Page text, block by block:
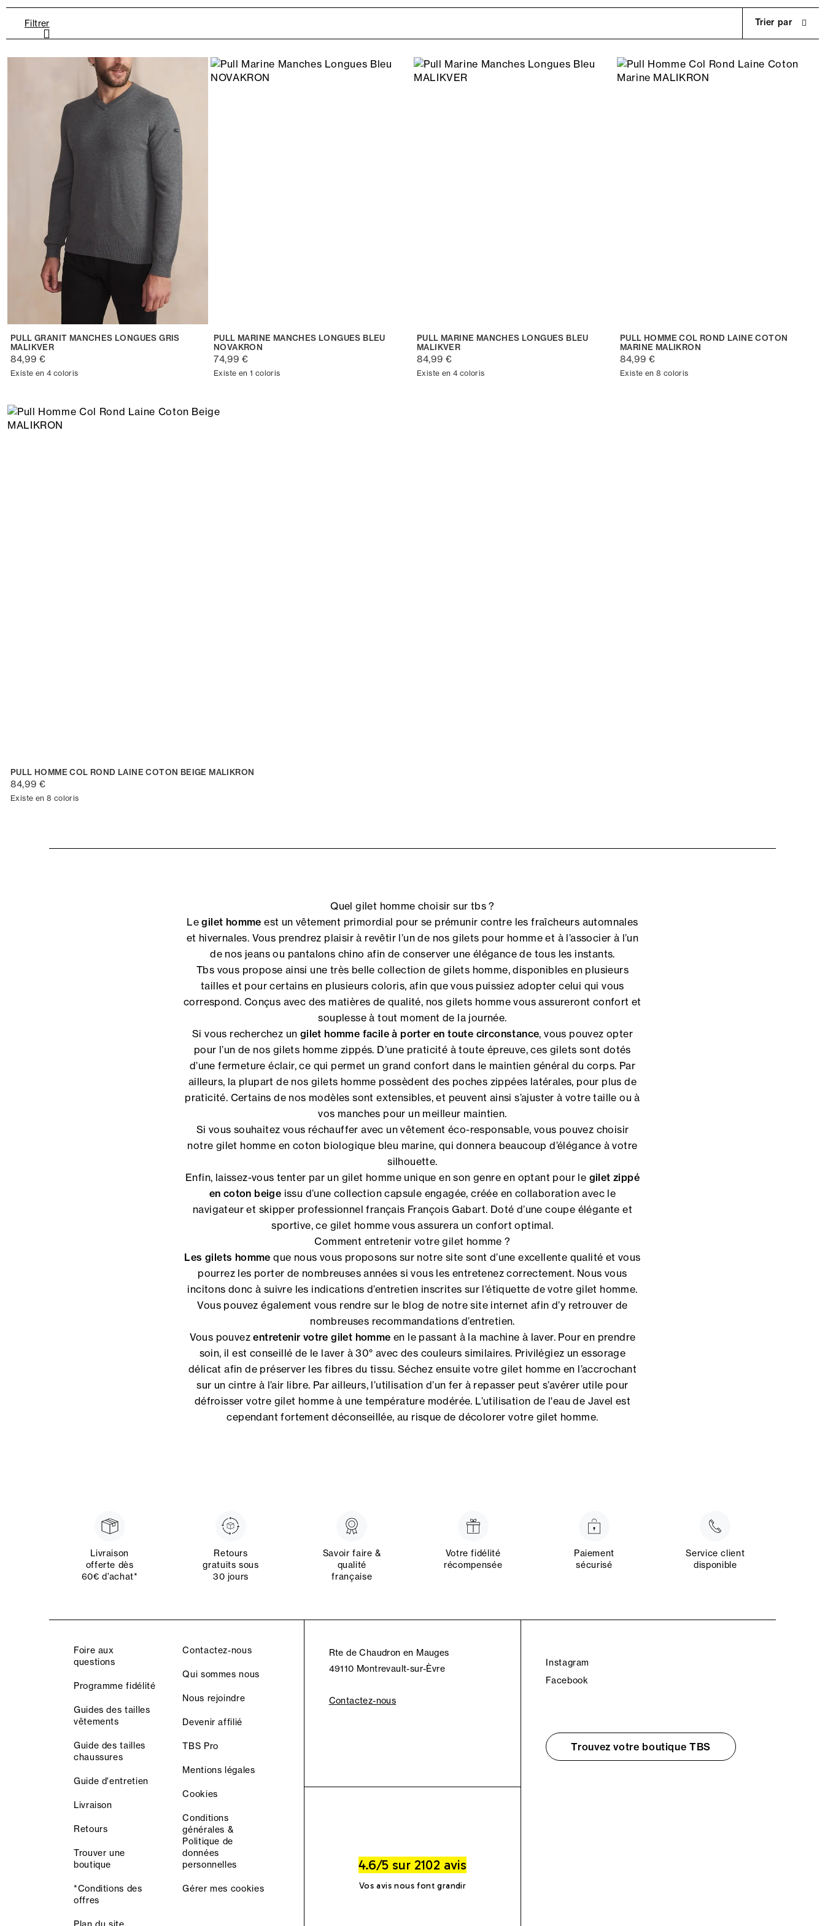
Filtrer Trier par
PULL GRANIT MANCHES LONGUES GRIS
MALIKVER
84,99 €
Existe en 4 coloris
PULL MARINE MANCHES LONGUES BLEU
NOVAKRON
74,99 €
Existe en 1 coloris
PULL MARINE MANCHES LONGUES BLEU
MALIKVER
84,99 €
Existe en 4 coloris
PULL HOMME COL ROND LAINE COTON
MARINE MALIKRON
84,99 €
Existe en 8 coloris
PULL HOMME COL ROND LAINE COTON BEIGE MALIKRON
84,99 €
Existe en 8 coloris
Quel gilet homme choisir sur tbs ?
Legilet homme est un vêtement primordial pour se prémunir contre les fraîcheurs automnales
et hivernales. Vous prendrez plaisir à revêtir l’un de nos gilets pour homme et à l’associer à l’un
de nos jeans ou pantalons chino afin de conserver une élégance de tous les instants.
Tbs vous propose ainsi une très belle collection de gilets homme, disponibles en plusieurs
tailles et pour certains en plusieurs coloris, afin que vous puissiez adopter celui qui vous
correspond. Conçus avec des matières de qualité, nos gilets homme vous assureront confort et
souplesse à tout moment de la journée.
Si vous recherchez un gilet homme facile à porter en toute circonstance, vous pouvez opter
pour l’un de nos gilets homme zippés. D’une praticité à toute épreuve, ces gilets sont dotés
d’une fermeture éclair, ce qui permet un grand confort dans le maintien général du corps. Par
ailleurs, la plupart de nos gilets homme possèdent des poches zippées latérales, pour plus de
praticité. Certains de nos modèles sont extensibles, et peuvent ainsi s’ajuster à votre taille ou à
vos manches pour un meilleur maintien.
Si vous souhaitez vous réchauffer avec un vêtement éco-responsable, vous pouvez choisir
notre gilet homme en coton biologique bleu marine, qui donnera beaucoup d’élégance à votre
silhouette.
Enfin, laissez-vous tenter par un gilet homme unique en son genre en optant pour le gilet zippé
en coton beige issu d’une collection capsule engagée, créée en collaboration avec le
navigateur et skipper professionnel français François Gabart. Doté d’une coupe élégante et
sportive, ce gilet homme vous assurera un confort optimal.
Comment entretenir votre gilet homme ?
Les gilets homme que nous vous proposons sur notre site sont d’une excellente qualité et vous
pourrez les porter de nombreuses années si vous les entretenez correctement. Nous vous
incitons donc à suivre les indications d’entretien inscrites sur l’étiquette de votre gilet homme.
Vous pouvez également vous rendre sur le blog de notre site internet afin d’y retrouver de
nombreuses recommandations d’entretien.
Vous pouvezentretenir votre gilet homme en le passant à la machine à laver. Pour en prendre
soin, il est conseillé de le laver à 30° avec des couleurs similaires. Privilégiez un essorage
délicat afin de préserver les fibres du tissu. Séchez ensuite votre gilet homme en l’accrochant
sur un cintre à l’air libre. Par ailleurs, l’utilisation d’un fer à repasser peut s’avérer utile pour
défroisser votre gilet homme à une température modérée. L’utilisation de l'eau de Javel est
cependant fortement déconseillée, au risque de décolorer votre gilet homme.
Livraison
offerte dès
60€ d’achat*
Retours
gratuits sous
30 jours
Savoir faire &
qualité
française
Votre fidélité
récompensée
Paiement
sécurisé
Service client
disponible
Foire aux
questions
Programme fidélité
Guides des tailles
vêtements
Guide des tailles
chaussures
Guide d'entretien
Livraison
Retours
Trouver une
boutique
*Conditions des
offres
Contactez-nous
Qui sommes nous
Nous rejoindre
Devenir affilié
TBS Pro
Mentions légales
Cookies
Conditions
générales &
Politique de
données
personnelles
Gérer mes cookies
Rte de Chaudron en Mauges
49110 Montrevault-sur-Èvre
Contactez-nous
4.6/5 sur 2102 avis
Vos avis nous font grandir
Instagram
Facebook
Trouvez votre boutique TBS